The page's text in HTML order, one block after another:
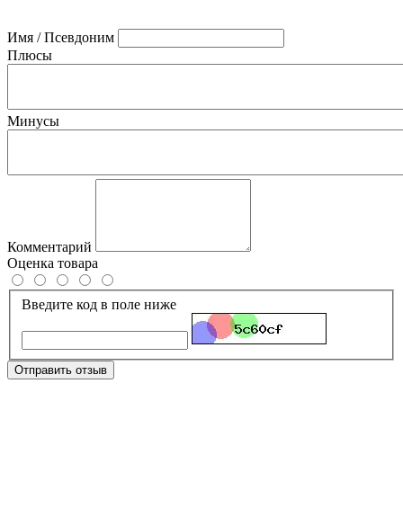
Имя / Псевдоним
Плюсы
Минусы
Комментарий
Оценка товара
Введите код в поле ниже
Отправить отзыв